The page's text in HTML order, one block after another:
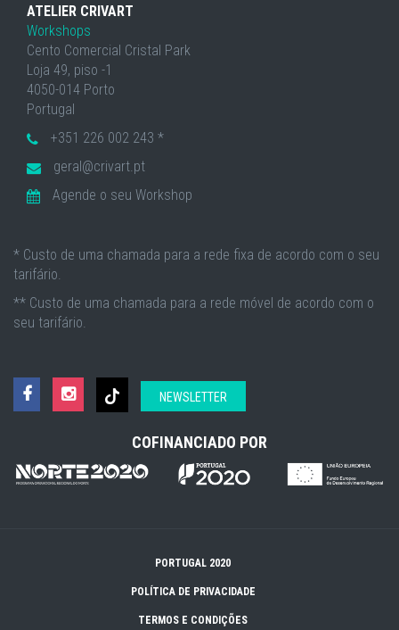
ATELIER CRIVART
Workshops
Cento Comercial Cristal Park
Loja 49, piso -1
4050-014 Porto
Portugal
+351 226 002 243 *
geral@crivart.pt
Agende o seu Workshop
* Custo de uma chamada para a rede fixa de acordo com o seu
tarifário.
** Custo de uma chamada para a rede móvel de acordo com o
seu tarifário.
NEWSLETTER
COFINANCIADO POR
PORTUGAL 2020
POLÍTICA DE PRIVACIDADE
TERMOS E CONDIÇÕES